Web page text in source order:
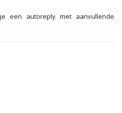
een autoreply met aanvullende